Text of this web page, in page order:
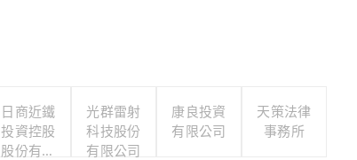
日商近鐵
投資控股
股份有限
光群雷射
科技股份
有限公司
康良投資
有限公司
天策法律
事務所